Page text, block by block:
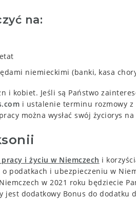
na:
niemieckimi (banki, kasa
i kobiet. Jeśli są Państwo
i ustalenie terminu rozmowy
można wysłać swój życiorys
i życiu w Niemczech i
o podatkach i ubezpieczeniu w
w 2021 roku będziecie
jest dodatkowy Bonus do dodatku